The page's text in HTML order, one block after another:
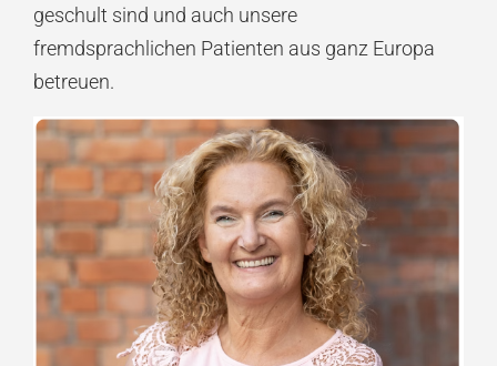
geschult sind und auch unsere
fremdsprachlichen Patienten aus ganz Europa
betreuen.